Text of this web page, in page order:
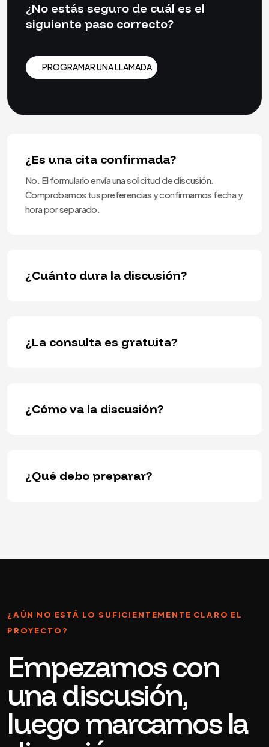
¿No estás seguro de cuál es el
siguiente paso correcto?
PROGRAMAR UNA LLAMADA
PROGRAMAR UNA LLAMADA
¿Es una cita confirmada?
No. El formulario envía una solicitud de discusión.
Comprobamos tus preferencias y confirmamos fecha y
hora por separado.
¿Cuánto dura la discusión?
¿La consulta es gratuita?
¿Cómo va la discusión?
¿Qué debo preparar?
¿AÚN NO ESTÁ LO SUFICIENTEMENTE CLARO EL
PROYECTO?
Empezamos con
una discusión,
luego marcamos la